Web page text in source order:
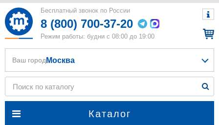
Бесплатный звонок по России
8 (800) 700-37-20
Режим работы: будни с 08:00 до 19:00
Каталог
Ваш город Москва